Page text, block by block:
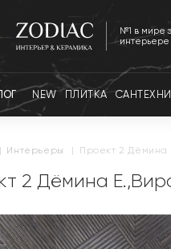
№1 в мире
интерьере
NEW ПЛИТКА
| интерьеры | Проект 2 Дёмина
2 Дёмина